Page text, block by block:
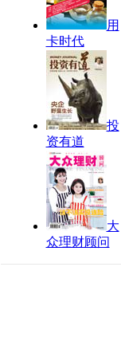
用
卡时代
投
资有道
大
众理财顾问